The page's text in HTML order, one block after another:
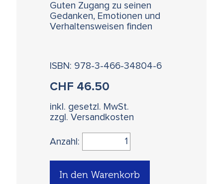
Guten Zugang zu seinen
Gedanken, Emotionen und
Verhaltensweisen finden
ISBN: 978-3-466-34804-6
CHF 46.50
inkl. gesetzl. MwSt.
zzgl. Versandkosten
Anzahl:
In den Warenkorb